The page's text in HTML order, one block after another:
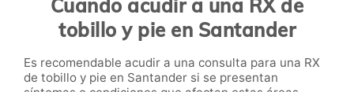
Cuando acudir a una RX de
tobillo y pie en Santander
Es recomendable acudir a una consulta para una RX
de tobillo y pie en Santander si se presentan